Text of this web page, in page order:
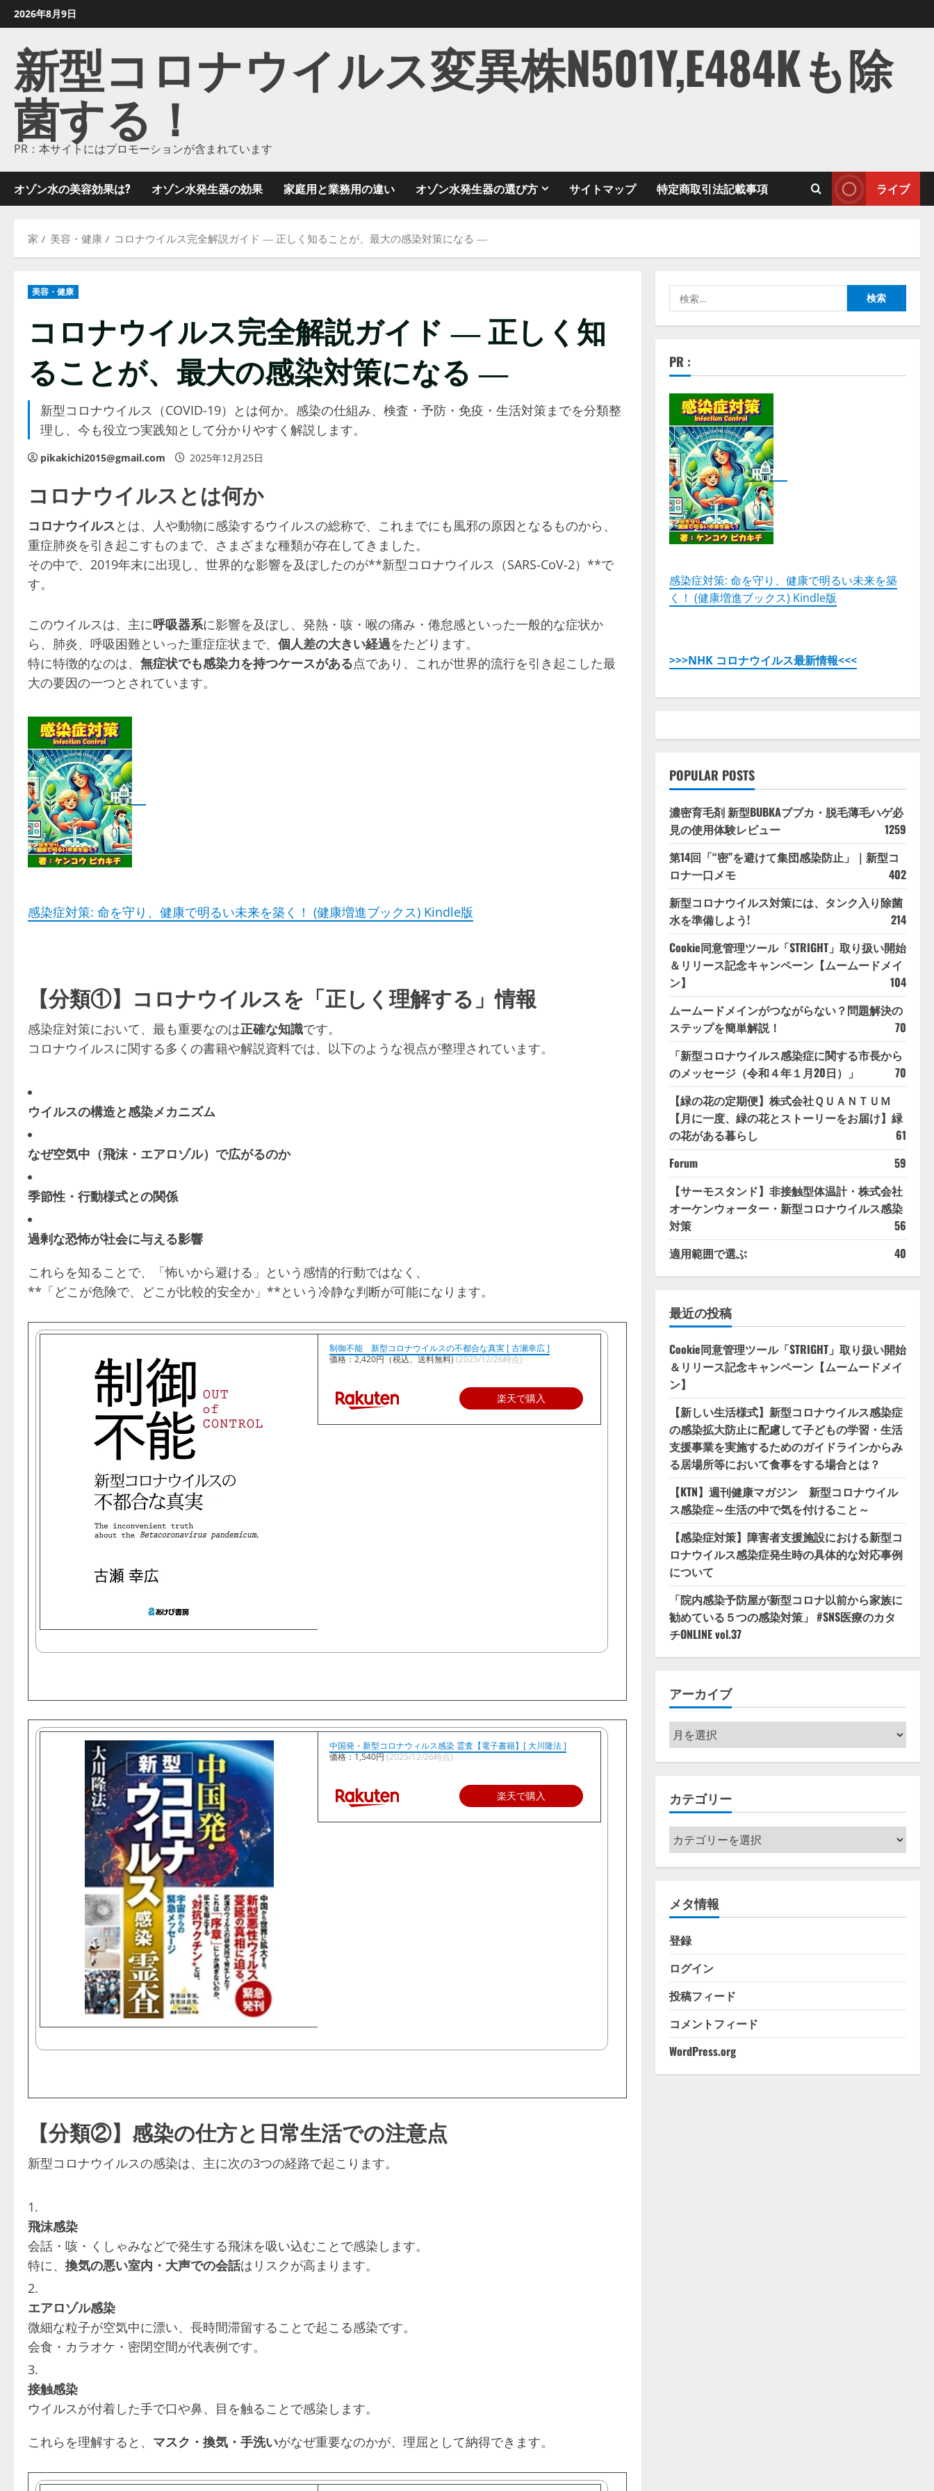
ン
2026年8月9日
新型コロナウイルス変異株N501Y,E484Kも除
菌する！
PR：本サイトにはプロモーションが含まれています
オゾン水の美容効果は? オゾン水発生器の効果 家庭用と業務用の違い オゾン水発生器の選び方 サイトマップ 特定商取引法記載事項 ライブ
家 美容・健康 コロナウイルス完全解説ガイド ― 正しく知ることが、最大の感染対策になる ―
美容・健康
コロナウイルス完全解説ガイド ― 正しく知
ることが、最大の感染対策になる ―
新型コロナウイルス（COVID-19）とは何か。感染の仕組み、検査・予防・免疫・生活対策までを分類整
理し、今も役立つ実践知として分かりやすく解説します。
pikakichi2015@gmail.com 2025年12月25日
コロナウイルスとは何か
コロナウイルスとは、人や動物に感染するウイルスの総称で、これまでにも風邪の原因となるものから、
重症肺炎を引き起こすものまで、さまざまな種類が存在してきました。
その中で、2019年末に出現し、世界的な影響を及ぼしたのが**新型コロナウイルス（SARS-CoV-2）**で
す。
このウイルスは、主に呼吸器系に影響を及ぼし、発熱・咳・喉の痛み・倦怠感といった一般的な症状か
ら、肺炎、呼吸困難といった重症症状まで、 個人差の大きい経過をたどります。
特に特徴的なのは、 無症状でも感染力を持つケースがある点であり、これが世界的流行を引き起こした最
大の要因の一つとされています。
感染症対策: 命を守り、健康で明るい未来を築く！ (健康増進ブックス) Kindle版
【分類①】コロナウイルスを「正しく理解する」情報
感染症対策において、最も重要なのは正確な知識です。
コロナウイルスに関する多くの書籍や解説資料では、以下のような視点が整理されています。
ウイルスの構造と感染メカニズム
なぜ空気中（飛沫・エアロゾル）で広がるのか
季節性・行動様式との関係
過剰な恐怖が社会に与える影響
これらを知ることで、「怖いから避ける」という感情的行動ではなく、
**「どこが危険で、どこが比較的安全か」**という冷静な判断が可能になります。
制御不能 新型コロナウイルスの不都合な真実 [ 古瀬幸広 ]
価格：2,420円（税込、送料無料)(2025/12/26時点)
楽天で購入
中国発・新型コロナウィルス感染 霊査【電子書籍】[ 大川隆法 ]
価格：1,540円(2025/12/26時点)
楽天で購入
【分類②】感染の仕方と日常生活での注意点
新型コロナウイルスの感染は、主に次の3つの経路で起こります。
飛沫感染
会話・咳・くしゃみなどで発生する飛沫を吸い込むことで感染します。
特に、 換気の悪い室内・大声での会話はリスクが高まります。
エアロゾル感染
微細な粒子が空気中に漂い、長時間滞留することで起こる感染です。
会食・カラオケ・密閉空間が代表例です。
接触感染
ウイルスが付着した手で口や鼻、目を触ることで感染します。
これらを理解すると、 マスク・換気・手洗いがなぜ重要なのかが、理屈として納得できます。
索:
PR :
感染症対策: 命を守り、健康で明るい未来を築
く！ (健康増進ブックス) Kindle版
>>>NHK コロナウイルス最新情報<<<
POPULAR POSTS
濃密育毛剤 新型BUBKAブブカ・脱毛薄毛ハゲ必
見の使用体験レビュー
1259
第14回「“密”を避けて集団感染防止」｜新型コ
ロナ一口メモ
402
新型コロナウイルス対策には、タンク入り除菌
水を準備しよう!
214
Cookie同意管理ツール「STRIGHT」取り扱い開始
＆リリース記念キャンペーン【ムームードメイ
ン】
104
ムームードメインがつながらない？問題解決の
ステップを簡単解説！
70
「新型コロナウイルス感染症に関する市長から
のメッセージ（令和４年１月20日）」
70
【緑の花の定期便】株式会社ＱＵＡＮＴＵＭ
【月に一度、緑の花とストーリーをお届け】緑
の花がある暮らし
61
Forum
59
【サーモスタンド】非接触型体温計・株式会社
オーケンウォーター・新型コロナウイルス感染
対策
56
適用範囲で選ぶ
40
最近の投稿
Cookie同意管理ツール「STRIGHT」取り扱い開始
＆リリース記念キャンペーン【ムームードメイ
ン】
【新しい生活様式】新型コロナウイルス感染症
の感染拡大防止に配慮して子どもの学習・生活
支援事業を実施するためのガイドラインからみ
る居場所等において食事をする場合とは？
【KTN】週刊健康マガジン 新型コロナウイル
ス感染症～生活の中で気を付けること～
【感染症対策】障害者支援施設における新型コ
ロナウイルス感染症発生時の具体的な対応事例
について
「院内感染予防屋が新型コロナ以前から家族に
勧めている５つの感染対策」 #SNS医療のカタ
チONLINE vol.37
アーカイブ
ア
ー
カ
ブ
カテゴリー
カ
テ
ゴ
ー
メタ情報
登録
ログイン
投稿フィード
コメントフィード
WordPress.org